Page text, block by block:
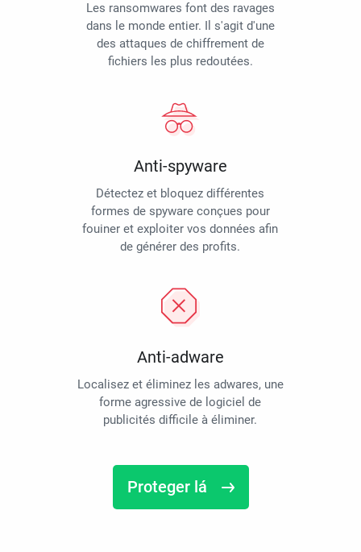
Les ransomwares font des ravages
dans le monde entier. Il s'agit d'une
des attaques de chiffrement de
fichiers les plus redoutées.
Anti-spyware
Détectez et bloquez différentes
formes de spyware conçues pour
fouiner et exploiter vos données afin
de générer des profits.
Anti-adware
Localisez et éliminez les adwares, une
forme agressive de logiciel de
publicités difficile à éliminer.
Proteger lá